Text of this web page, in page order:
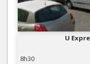
U
8h30